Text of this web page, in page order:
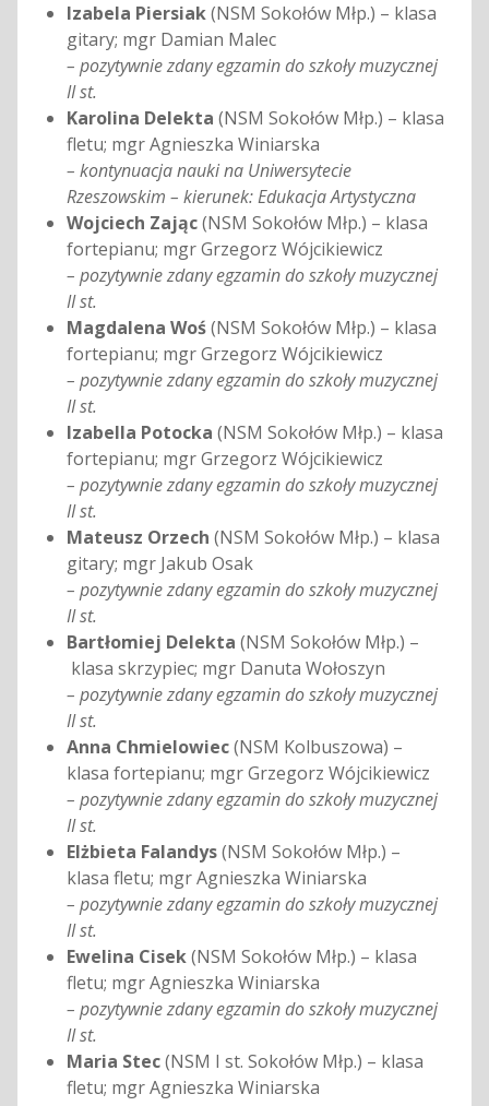
Izabela Piersiak(NSM Sokołów Młp.) – klasa
gitary; mgr Damian Malec
– pozytywnie zdany egzamin do szkoły muzycznej
II st.
Karolina Delekta (NSM Sokołów Młp.) – klasa
fletu; mgr Agnieszka Winiarska
– kontynuacja nauki na Uniwersytecie
Rzeszowskim – kierunek: Edukacja Artystyczna
Wojciech Zając(NSM Sokołów Młp.) – klasa
fortepianu; mgr Grzegorz Wójcikiewicz
– pozytywnie zdany egzamin do szkoły muzycznej
II st.
Magdalena Woś(NSM Sokołów Młp.) – klasa
fortepianu; mgr Grzegorz Wójcikiewicz
– pozytywnie zdany egzamin do szkoły muzycznej
II st.
Izabella Potocka (NSM Sokołów Młp.) – klasa
fortepianu; mgr Grzegorz Wójcikiewicz
– pozytywnie zdany egzamin do szkoły muzycznej
II st.
Mateusz Orzech (NSM Sokołów Młp.) – klasa
gitary; mgr Jakub Osak
– pozytywnie zdany egzamin do szkoły muzycznej
II st.
Bartłomiej Delekta (NSM Sokołów Młp.) –
klasa skrzypiec; mgr Danuta Wołoszyn
– pozytywnie zdany egzamin do szkoły muzycznej
II st.
Anna Chmielowiec(NSM Kolbuszowa) –
klasa fortepianu; mgr Grzegorz Wójcikiewicz
– pozytywnie zdany egzamin do szkoły muzycznej
II st.
Elżbieta Falandys(NSM Sokołów Młp.) –
klasa fletu; mgr Agnieszka Winiarska
– pozytywnie zdany egzamin do szkoły muzycznej
II st.
Ewelina Cisek(NSM Sokołów Młp.) – klasa
fletu; mgr Agnieszka Winiarska
– pozytywnie zdany egzamin do szkoły muzycznej
II st.
Maria Stec(NSM I st. Sokołów Młp.) – klasa
fletu; mgr Agnieszka Winiarska